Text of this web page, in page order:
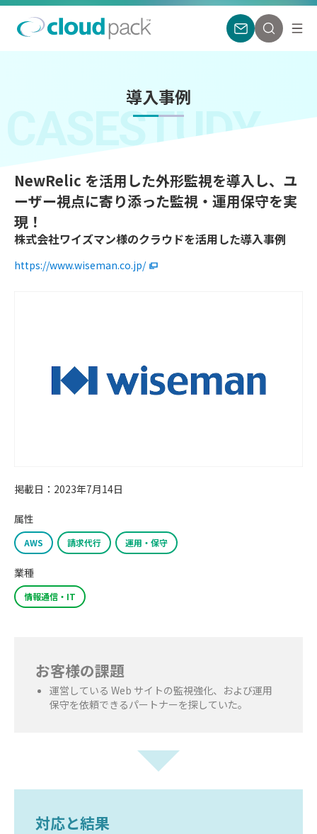
導入事例
CASESTUDY
NewRelic を活用した外形監視を導入し、ユ
ーザー視点に寄り添った監視・運用保守を実
現！
株式会社ワイズマン様のクラウドを活用した導入事例
https://www.wiseman.co.jp/
掲載日：2023年7月14日
属性
AWS 請求代行 運用・保守
業種
情報通信・IT
お客様の課題
運営している Web サイトの監視強化、および運用
保守を依頼できるパートナーを探していた。
対応と結果